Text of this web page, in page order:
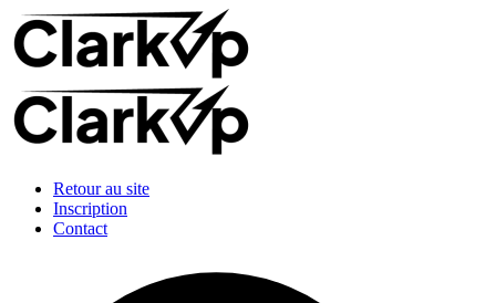
Retour au site
Inscription
Contact